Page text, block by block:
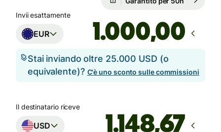
Invii esattamente
EUR ,00
Stai inviando oltre 25.000 USD (o
equivalente)? C'è uno sconto sulle commissioni
Il destinatario riceve
USD